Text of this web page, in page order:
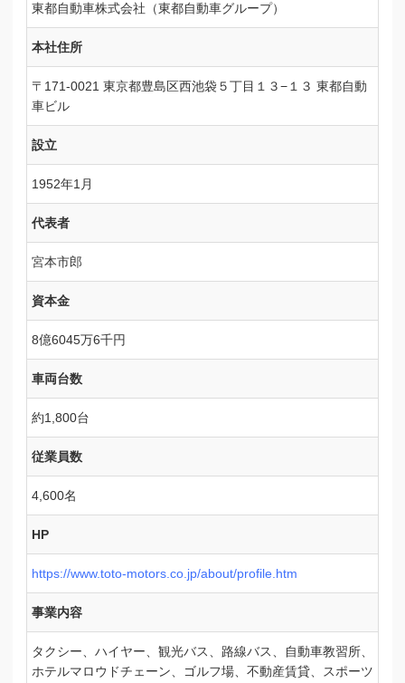
東都自動車株式会社（東都自動車グループ）
本社住所
〒171-0021 東京都豊島区西池袋５丁目１３−１３ 東都自動
車ビル
設立
1952年1月
代表者
宮本市郎
資本金
8億6045万6千円
車両台数
約1,800台
従業員数
4,600名
HP
https://www.toto-motors.co.jp/about/profile.htm
事業内容
タクシー、ハイヤー、観光バス、路線バス、自動車教習所、
ホテルマロウドチェーン、ゴルフ場、不動産賃貸、スポーツ